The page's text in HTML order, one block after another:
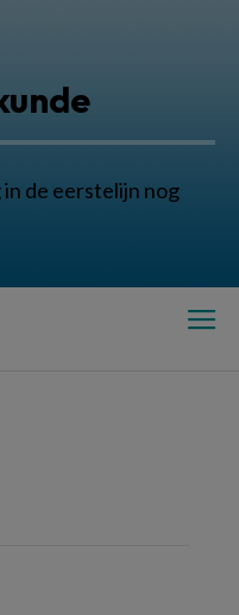
de eerstelijn nog